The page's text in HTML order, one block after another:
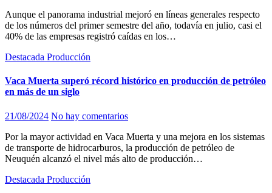
Aunque el panorama industrial mejoró en líneas generales respecto
de los números del primer semestre del año, todavía en julio, casi el
40% de las empresas registró caídas en los…
Destacada Producción
Vaca Muerta superó récord histórico en producción de petróleo
en más de un siglo
21/08/2024 No hay comentarios
Por la mayor actividad en Vaca Muerta y una mejora en los sistemas
de transporte de hidrocarburos, la producción de petróleo de
Neuquén alcanzó el nivel más alto de producción…
Destacada Producción